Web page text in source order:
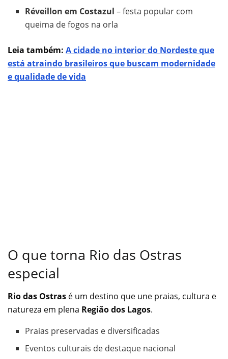
Réveillon em Costazul – festa popular com
queima de fogos na orla
Leia também: A cidade no interior do Nordeste que
está atraindo brasileiros que buscam modernidade
e qualidade de vida
O que torna Rio das Ostras
especial
Rio das Ostras é um destino que une praias, cultura e
natureza em plena Região dos Lagos.
Praias preservadas e diversificadas
Eventos culturais de destaque nacional